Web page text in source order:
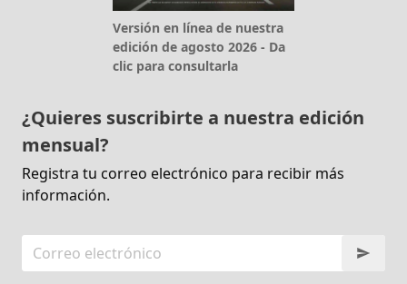
Versión en línea de nuestra
edición de agosto 2026 - Da
clic para consultarla
¿Quieres suscribirte a nuestra edición
mensual?
Registra tu correo electrónico para recibir más
información.